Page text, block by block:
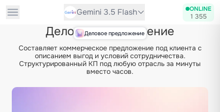
Gemini 3.5 Flash ONLINE
1 355
Деловое предложение
Деловое предложение
Составляет коммерческое предложение под клиента с
описанием выгод и условий сотрудничества.
Структурированный КП под любую отрасль за минуты
вместо часов.